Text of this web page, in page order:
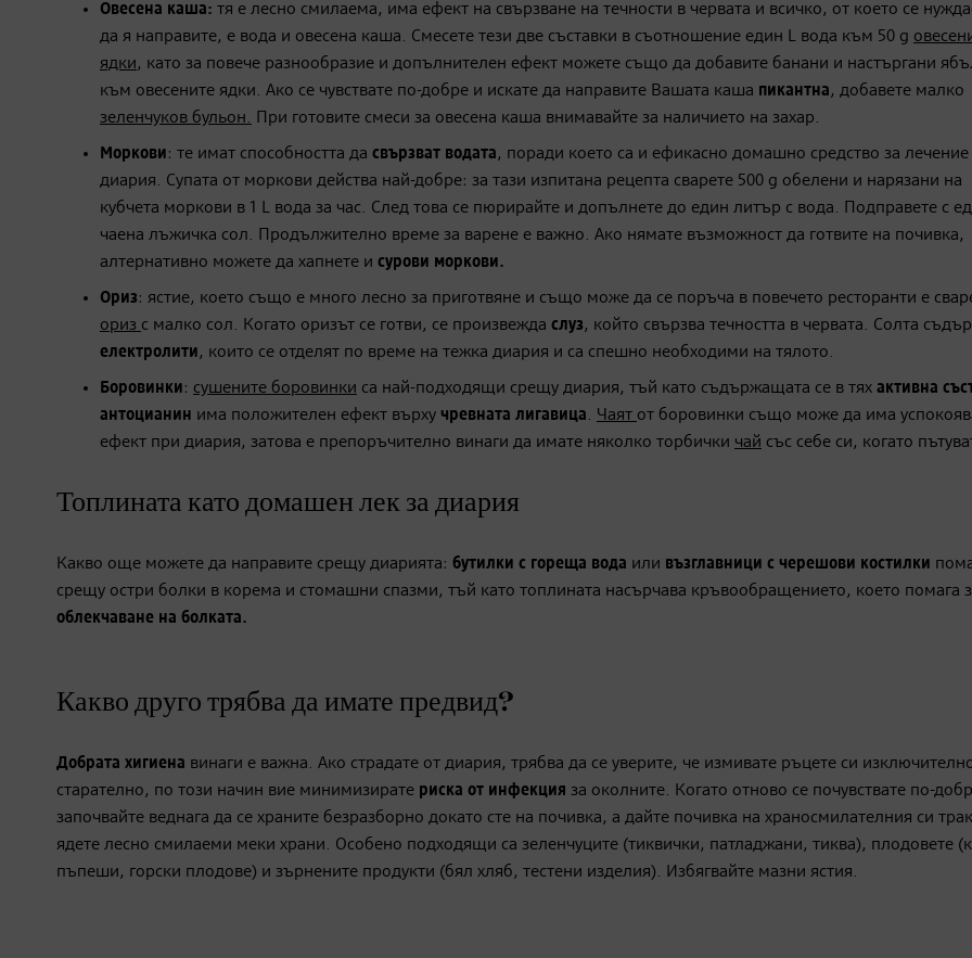
Овесена каша: тя е лесно смилаема, има ефект на свързване на течности в червата и всичко, от което се
да я направите, е вода и овесена каша. Смесете тези две съставки в съотношение един L вода към 50 g
ядки, като за повече разнообразие и допълнителен ефект можете също да добавите банани и настъргани
към овесените ядки. Ако се чувствате по-добре и искате да направите Вашата каша пикантна, добавете малко
зеленчуков бульон.
При готовите смеси за овесена каша внимавайте за наличието на захар.
Моркови: те имат способността да свързват водата, поради което са и ефикасно домашно средство за лечение
диария. Супата от моркови действа най-добре: за тази изпитана рецепта сварете 500 g обелени и нарязани на
кубчета моркови в 1 L вода за час. След това се пюрирайте и допълнете до един литър с вода. Подправете с
чаена лъжичка сол. Продължително време за варене е важно. Ако нямате възможност да готвите на почивка,
алтернативно можете да хапнете и сурови моркови.
Ориз: ястие, което също е много лесно за приготвяне и също може да се поръча в повечето ресторанти е
ориз с малко сол. Когато оризът се готви, се произвежда слуз, който свързва течността в червата. Солта
електролити, които се отделят по време на тежка диария и са спешно необходими на тялото.
Боровинки: сушените боровинки са най-подходящи срещу диария, тъй като съдържащата се в тях активна
антоцианин има положителен ефект върху чревната лигавица. Чаят от боровинки също може да има
ефект при диария, затова е препоръчително винаги да имате няколко торбички чай със себе си, когато
Топлината като домашен лек за диария
Какво още можете да направите срещу диарията: бутилки с гореща вода или възглавници с черешови костилки
срещу остри болки в корема и стомашни спазми, тъй като топлината насърчава кръвообращението, което помага
облекчаване на болката.
Какво друго трябва да имате предвид?
Добрата хигиена винаги е важна. Ако страдате от диария, трябва да се уверите, че измивате ръцете си
старателно, по този начин вие минимизирате риска от инфекция за околните. Когато отново се почувствате по-
започвайте веднага да се храните безразборно докато сте на почивка, а дайте почивка на храносмилателния си
ядете лесно смилаеми меки храни. Особено подходящи са зеленчуците (тиквички, патладжани, тиква), плодовете
пъпеши, горски плодове) и зърнените продукти (бял хляб, тестени изделия). Избягвайте мазни ястия.